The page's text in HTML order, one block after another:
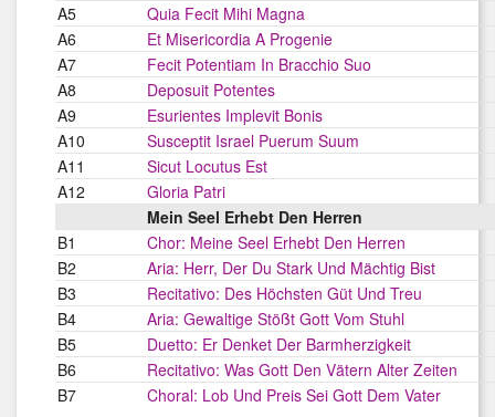
A5
Quia Fecit Mihi Magna
A6
Et Misericordia A Progenie
A7
Fecit Potentiam In Bracchio Suo
A8
Deposuit Potentes
A9
Esurientes Implevit Bonis
A10
Susceptit Israel Puerum Suum
A11
Sicut Locutus Est
A12
Gloria Patri
Mein Seel Erhebt Den Herren
B1
Chor: Meine Seel Erhebt Den Herren
B2
Aria: Herr, Der Du Stark Und Mächtig Bist
B3
Recitativo: Des Höchsten Güt Und Treu
B4
Aria: Gewaltige Stößt Gott Vom Stuhl
B5
Duetto: Er Denket Der Barmherzigkeit
B6
Recitativo: Was Gott Den Vätern Alter Zeiten
B7
Choral: Lob Und Preis Sei Gott Dem Vater